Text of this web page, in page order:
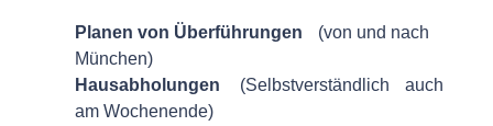
Planen von Überführungen
(von und nach
München)
Hausabholungen
(Selbstverständlich auch
am Wochenende)